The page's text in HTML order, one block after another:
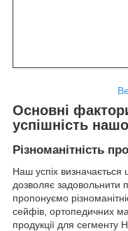
Основні
успішність
Різноманітність
Наш успіх
дозволяє задовольнити
пропонуємо
сейфів, ортопедичних
продукції для сегменту